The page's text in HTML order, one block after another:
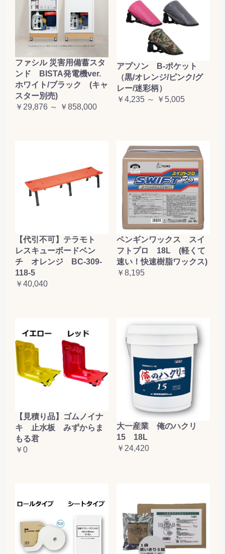
お買い物を続ける カートへ進む
ファシル 災害用備蓄スタ
ンド BISTA発電機ver.
ホワイト/ブラック (キャ
スター別売)
￥29,876 ～ ￥858,000
アプソン B-ポケット
（黒/オレンジ/ピンク/グ
レー/迷彩柄）
￥4,235 ～ ￥5,005
【代引不可】テラモト
レスキューボードベン
チ オレンジ BC-309-
118-5
￥40,040
ペンギンワックス スイ
フトプロ 18L (軽くて
速い！快速樹脂ワックス)
￥8,195
【見積り品】ゴムノイナ
キ 止水板 みずからま
もる君
￥0
大一産業 俺のハクリ
15 18L
￥24,420